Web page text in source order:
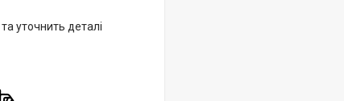
уточнить деталі